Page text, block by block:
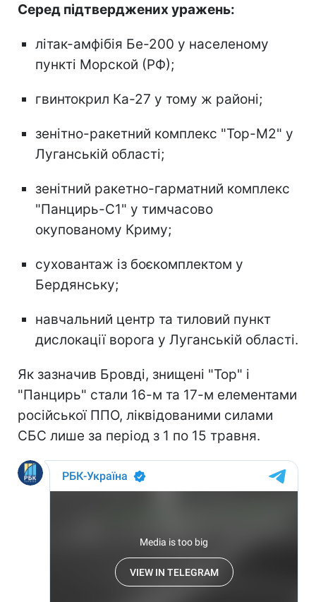
Серед підтверджених уражень:
літак-амфібія Бе-200 у населеному
пункті Морской (РФ);
гвинтокрил Ка-27 у тому ж районі;
зенітно-ракетний комплекс "Тор-М2" у
Луганській області;
зенітний ракетно-гарматний комплекс
"Панцирь-С1" у тимчасово
окупованому Криму;
суховантаж із боєкомплектом у
Бердянську;
навчальний центр та тиловий пункт
дислокації ворога у Луганській області.
Як зазначив Бровді, знищені "Тор" і
"Панцирь" стали 16-м та 17-м елементами
російської ППО, ліквідованими силами
СБС лише за період з 1 по 15 травня.